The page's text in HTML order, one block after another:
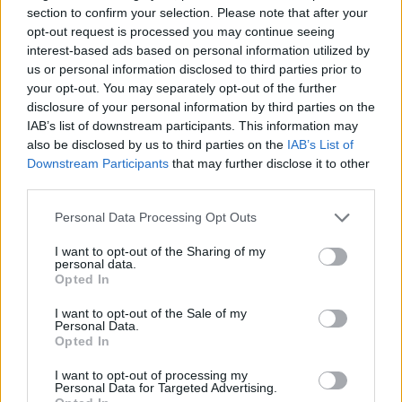
section to confirm your selection. Please note that after your
opt-out request is processed you may continue seeing
interest-based ads based on personal information utilized by
us or personal information disclosed to third parties prior to
your opt-out. You may separately opt-out of the further
disclosure of your personal information by third parties on the
IAB’s list of downstream participants. This information may
also be disclosed by us to third parties on the IAB’s List of
Downstream Participants that may further disclose it to other
Please note that this website/app uses one or more Google
not limited to your visit or usage behaviour. You may click to
grant or deny consent to Google and its third-party tags to
use your data for below specified purposes in below Google
consent section.
Personal Data Processing Opt Outs
I want to opt-out of the Sharing of my
personal data.
Opted In
I want to opt-out of the Sale of my
Personal Data.
Opted In
I want to opt-out of processing my
Personal Data for Targeted Advertising.
Conclusione
La chiusura della finale play out tra Ruvo di
Puglia e Liofilchem Roseto offre uno spaccato
completo: una serie decisa sul campo,
provvedimenti del Giudice Sportivo e la
necessità di politiche condivise per tutelare il
gioco e le persone. Resta da vedere come le due
società affronteranno la prossima stagione, sul
piano tecnico e organizzativo.
AUTORE
Ilaria Mauri
giornalismo sportivo dopo una notte al